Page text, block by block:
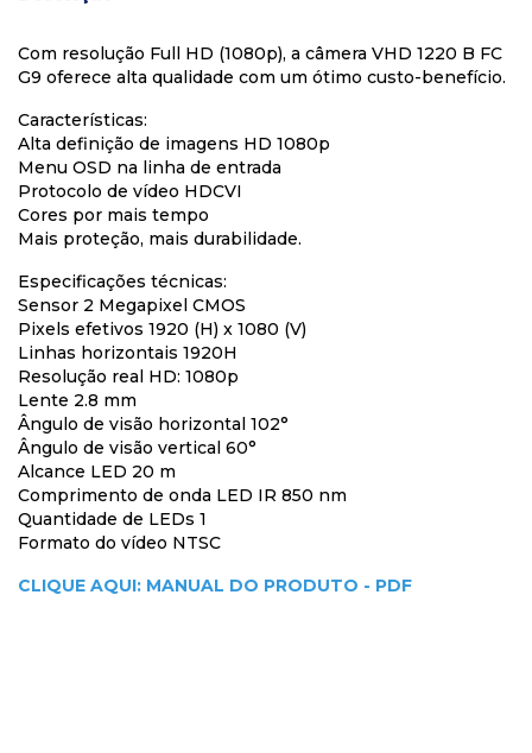
Com resolução Full HD (1080p), a câmera VHD 1220 B FC
G9 oferece alta qualidade com um ótimo custo-benefício.
Características:
Alta definição de imagens HD 1080p
Menu OSD na linha de entrada
Protocolo de vídeo HDCVI
Cores por mais tempo
Mais proteção, mais durabilidade.
Especificações técnicas:
Sensor 2 Megapixel CMOS
Pixels efetivos 1920 (H) x 1080 (V)
Linhas horizontais 1920H
Resolução real HD: 1080p
Lente 2.8 mm
Ângulo de visão horizontal 102°
Ângulo de visão vertical 60°
Alcance LED 20 m
Comprimento de onda LED IR 850 nm
Quantidade de LEDs 1
Formato do vídeo NTSC
CLIQUE AQUI: MANUAL DO PRODUTO - PDF